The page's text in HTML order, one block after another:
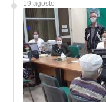
19 agosto